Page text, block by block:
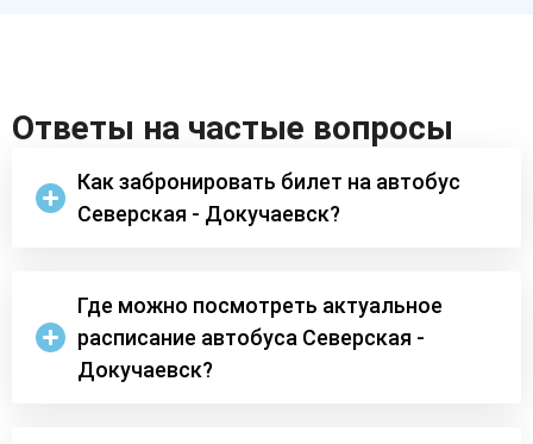
Ответы на частые вопросы
Как забронировать билет на автобус
Северская - Докучаевск?
Где можно посмотреть актуальное
расписание автобуса Северская -
Докучаевск?